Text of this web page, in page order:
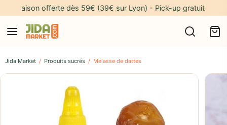
offerte dès 59€ (39€ sur Lyon) - Pick-up gratuit à notre
Jida Market / Produits sucrés / Mélasse de dattes